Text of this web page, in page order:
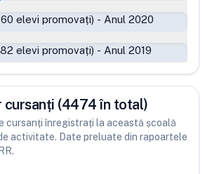
elevi promovați) - Anul 2020
elevi promovați) - Anul 2019
cursanți (4474 în total)
cursanți înregistrați la această școală
activitate. Date preluate din rapoartele